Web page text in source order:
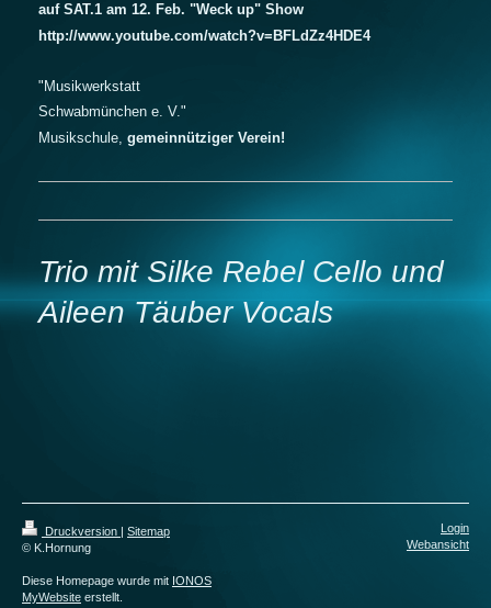
auf SAT.1 am 12. Feb. "Weck up" Show
http://www.youtube.com/watch?v=BFLdZz4HDE4
"Musikwerkstatt
Schwabmünchen e. V."
Musikschule, gemeinnütziger Verein!
Trio mit Silke Rebel Cello und
Aileen Täuber Vocals
Druckversion | Sitemap
© K.Hornung
Diese Homepage wurde mit IONOS
MyWebsite erstellt.
Login
Webansicht